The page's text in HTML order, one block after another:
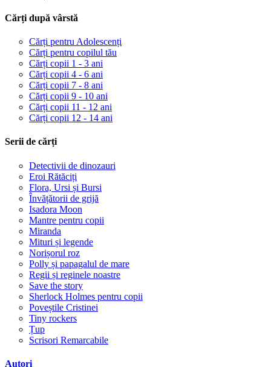
Cărți după vârstă
Cărți pentru Adolescenți
Cărți pentru copilul tău
Cărți copii 1 - 3 ani
Cărți copii 4 - 6 ani
Cărți copii 7 - 8 ani
Cărți copii 9 - 10 ani
Cărți copii 11 - 12 ani
Cărți copii 12 - 14 ani
Serii de cărți
Detectivii de dinozauri
Eroi Rătăciți
Flora, Ursi și Bursi
Învățătorii de grijă
Isadora Moon
Mantre pentru copii
Miranda
Mituri și legende
Norișorul roz
Polly și papagalul de mare
Regii și reginele noastre
Save the story
Sherlock Holmes pentru copii
Poveștile Cristinei
Tiny rockers
Țup
Scrisori Remarcabile
Autori